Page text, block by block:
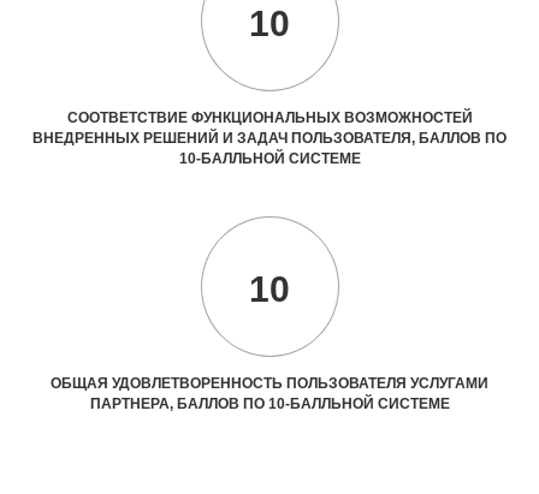
10
СООТВЕТСТВИЕ ФУНКЦИОНАЛЬНЫХ ВОЗМОЖНОСТЕЙ
ВНЕДРЕННЫХ РЕШЕНИЙ И ЗАДАЧ ПОЛЬЗОВАТЕЛЯ, БАЛЛОВ ПО
10-БАЛЛЬНОЙ СИСТЕМЕ
10
ОБЩАЯ УДОВЛЕТВОРЕННОСТЬ ПОЛЬЗОВАТЕЛЯ УСЛУГАМИ
ПАРТНЕРА, БАЛЛОВ ПО 10-БАЛЛЬНОЙ СИСТЕМЕ